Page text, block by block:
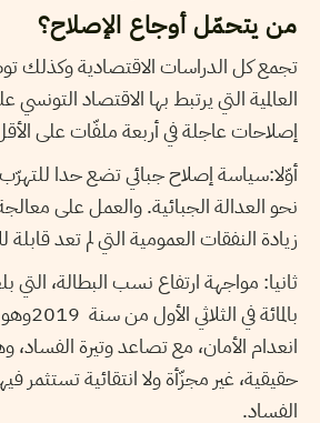
من يتحمّل أوجاع الإصلاح؟
تجمع كل الدراسات الاقتصادية وكذلك
العالمية التي يرتبط بها الاقتصاد
إصلاحات عاجلة في أربعة ملفّات على
أوّلا:سياسة إصلاح جبائي تضع حدا للتهرّب
نحو العدالة الجبائية. والعمل على
زيادة النفقات العمومية التي لم تعد قابلة
بالمائة
انعدام الأمان، مع تصاعد وتيرة الفساد،
حقيقية، غير مجزّأة ولا انتقائية تستثمر
الفساد.